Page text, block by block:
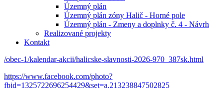
Územný plán
Územný plán zóny Halič - Horné pole
Územný plán - Zmeny a doplnky č. 4 - Návrh
Realizované projekty
Kontakt
/obec-1/kalendar-akcii/halicske-slavnosti-2026-970_387sk.html
https://www.facebook.com/photo?
fbid=1325722696254429&set=a.213238847502825